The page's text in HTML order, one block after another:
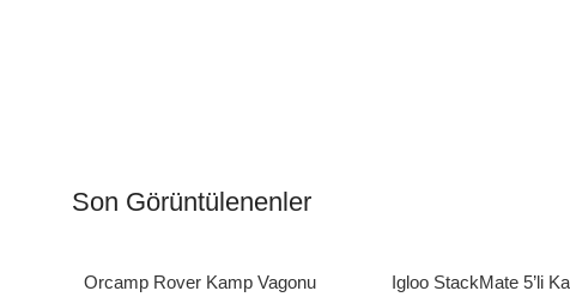
Kampçı Şefler İçin
Son Görüntülenenler
Orcamp Rover Kamp Vagonu
Igloo StackMate 5’li